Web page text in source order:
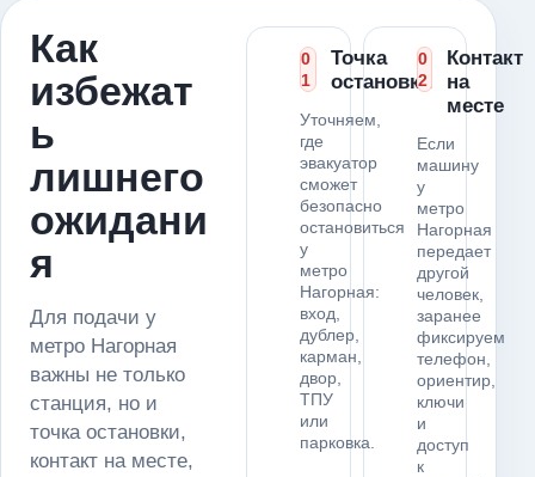
Как
избежат
ь
лишнего
ожидани
я
Для подачи у
метро Нагорная
важны не только
станция, но и
точка остановки,
контакт на месте,
0
1
Точка
остановки
Уточняем,
где
эвакуатор
сможет
безопасно
остановиться
у
метро
Нагорная:
вход,
дублер,
карман,
двор,
ТПУ
или
парковка.
0
2
Контакт
на
месте
Если
машину
у
метро
Нагорная
передает
другой
человек,
заранее
фиксируем
телефон,
ориентир,
ключи
и
доступ
к